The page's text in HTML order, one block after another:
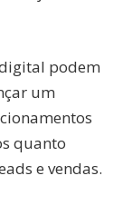
podem
um
quanto
e vendas.